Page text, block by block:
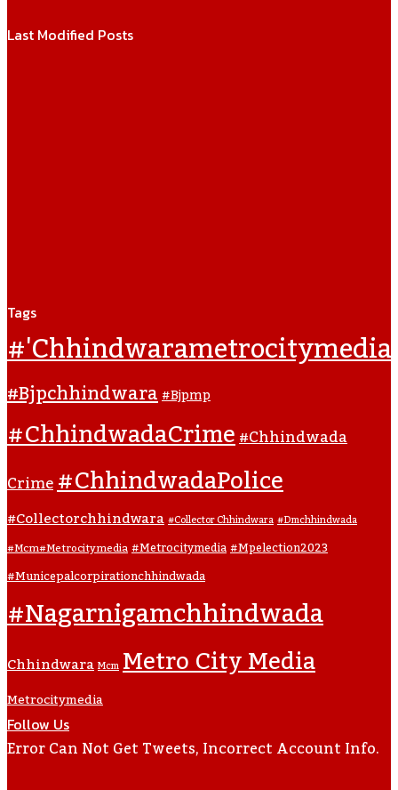
Last Modified Posts
Tags
#'chhindwarametrocitymedia
#bjpchhindwara#bjpmp
#ChhindwadaCrime#Chhindwada
Crime#ChhindwadaPolice
#collectorchhindwara#collector Chhindwara#dmchhindwada
#mcm#metrocitymedia#metrocitymedia#mpelection2023
#municepalcorpirationchhindwada
#nagarnigamchhindwada
ChhindwaraMcmMetro City Media
Metrocitymedia
Follow Us
Error Can Not Get Tweets, Incorrect Account Info.